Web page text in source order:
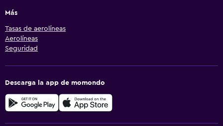
Más
Tasas de aerolíneas
Aerolíneas
Seguridad
Descarga la app de momondo